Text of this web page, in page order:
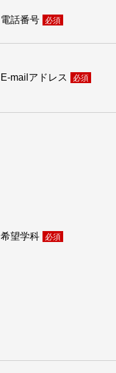
電話番号 必須
E-mailアドレス
必須
希望学科 必須